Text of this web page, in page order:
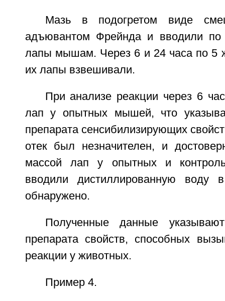
Мазь в подогретом виде
адъювантом Фрейнда и вводили
лапы мышам. Через 6 и 24 часа по 5
их лапы взвешивали.
При анализе реакции через 6
лап у опытных мышей, что
препарата сенсибилизирующих
отек был незначителен, и
массой лап у опытных и
вводили дистиллированную
обнаружено.
Полученные данные
препарата свойств, способных
реакции у животных.
Пример 4.